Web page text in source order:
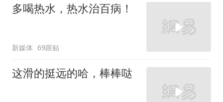
多喝热水，热水治百病！
新媒体 69跟贴
这滑的挺远的哈，棒棒哒